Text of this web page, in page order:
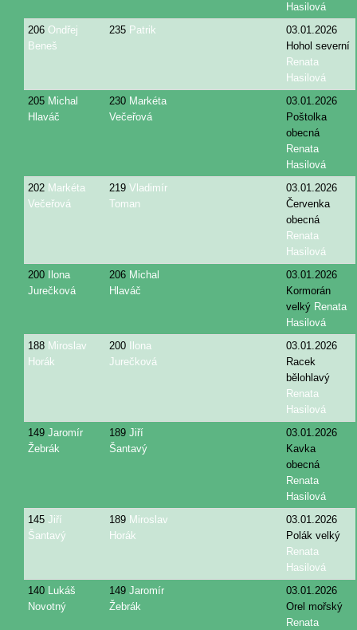
Hasilová
206 Ondřej
Beneš
235 Patrik
03.01.2026
Hohol severní
Renata
Hasilová
205 Michal
Hlaváč
230 Markéta
Večeřová
03.01.2026
Poštolka
obecná
Renata
Hasilová
202 Markéta
Večeřová
219 Vladimír
Toman
03.01.2026
Červenka
obecná
Renata
Hasilová
200
Ilona
Jurečková
206 Michal
Hlaváč
03.01.2026
Kormorán
velký Renata
Hasilová
188 Miroslav
Horák
200
Ilona
Jurečková
03.01.2026
Racek
bělohlavý
Renata
Hasilová
149 Jaromír
Žebrák
189 Jiří
Šantavý
03.01.2026
Kavka
obecná
Renata
Hasilová
145 Jiří
Šantavý
189 Miroslav
Horák
03.01.2026
Polák velký
Renata
Hasilová
140 Lukáš
Novotný
149 Jaromír
Žebrák
03.01.2026
Orel mořský
Renata